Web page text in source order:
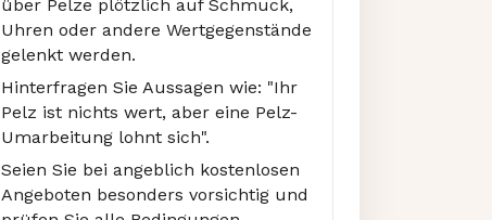
über Pelze plötzlich auf Schmuck,
Uhren oder andere Wertgegenstände
gelenkt werden.
Hinterfragen Sie Aussagen wie: "Ihr
Pelz ist nichts wert, aber eine Pelz-
Umarbeitung lohnt sich".
Seien Sie bei angeblich kostenlosen
Angeboten besonders vorsichtig und